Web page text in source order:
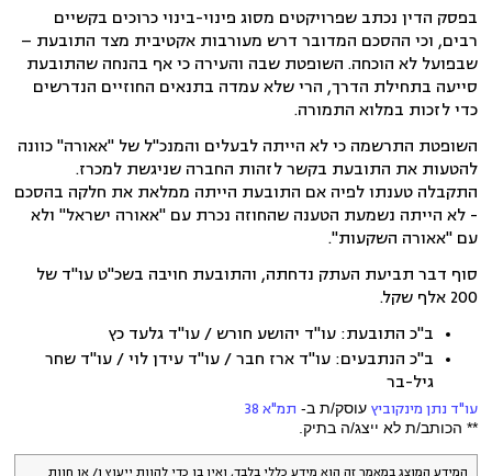
בפסק הדין נכתב שפרויקטים מסוג פינוי-בינוי כרוכים בקשיים
רבים, וכי ההסכם המדובר דרש מעורבות אקטיבית מצד התובעת –
שבפועל לא הוכחה. השופטת שבה והעירה כי אף בהנחה שהתובעת
סייעה בתחילת הדרך, הרי שלא עמדה בתנאים החוזיים הנדרשים
כדי לזכות במלוא התמורה.
השופטת התרשמה כי לא הייתה לבעלים והמנכ"ל של "אאורה" כוונה
להטעות את התובעת בקשר לזהות החברה שניגשת למכרז.
התקבלה טענתו לפיה אם התובעת הייתה ממלאת את חלקה בהסכם
- לא הייתה נשמעת הטענה שהחוזה נכרת עם "אאורה ישראל" ולא
עם "אאורה השקעות".
סוף דבר תביעת העתק נדחתה, והתובעת חויבה בשכ"ט עו"ד של
200 אלף שקל.
ב"כ התובעת: עו"ד יהושע חורש / עו"ד גלעד כץ
ב"כ הנתבעים: עו"ד ארז חבר / עו"ד עידן לוי / עו"ד שחר
גיל-בר
עו"ד נתן מינקוביץ עוסק/ת ב- תמ"א 38
** הכותב/ת לא ייצג/ה בתיק.
המידע המוצג במאמר זה הוא מידע כללי בלבד, ואין בו כדי להוות ייעוץ ו/ או חוות